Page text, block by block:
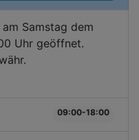
Samstag dem
Uhr geöffnet.
09:00-18:00